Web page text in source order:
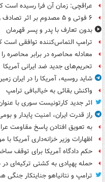
عراقچی: زمان آن فرا رسیده است
۶ فوتی و ۵ مصدوم بر اثر تصادف زنجیره‌ای
بدون تعارف با پدر و پسر قهرمان
ترامپ التماس‌کننده توافقی است
معادله محاصره در برابر محاصره
تحریم‌های جدید ضد ایرانی آمریکا
شاید روسیه، آمریکا را در ایران
واکنش بقائی به خیالبافی ترامپ
اثر جدید کارتونیست سوری با
راز قدرت ایران، امنیت پایدار و
به تعویق افتادن پاسخ مقاومت
اظهارات وزیر خزانه‌داری آمریکا
حکم دادگاه آمریکا برای توقف
حمله پهپادی به کشتی ترکیه‌ای در
ترامپ و نتانیاهو جنایتکار جنگی